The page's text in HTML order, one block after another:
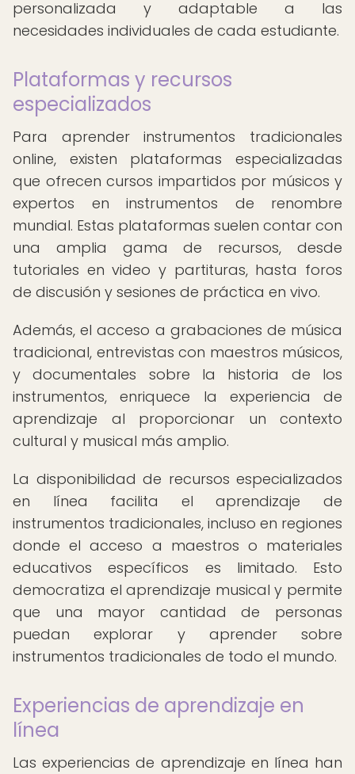
personalizada y adaptable a las
necesidades individuales de cada estudiante.
Plataformas y recursos
especializados
Para aprender instrumentos tradicionales
online, existen plataformas especializadas
que ofrecen cursos impartidos por músicos y
expertos en instrumentos de renombre
mundial. Estas plataformas suelen contar con
una amplia gama de recursos, desde
tutoriales en video y partituras, hasta foros
de discusión y sesiones de práctica en vivo.
Además, el acceso a grabaciones de música
tradicional, entrevistas con maestros músicos,
y documentales sobre la historia de los
instrumentos, enriquece la experiencia de
aprendizaje al proporcionar un contexto
cultural y musical más amplio.
La disponibilidad de recursos especializados
en línea facilita el aprendizaje de
instrumentos tradicionales, incluso en regiones
donde el acceso a maestros o materiales
educativos específicos es limitado. Esto
democratiza el aprendizaje musical y permite
que una mayor cantidad de personas
puedan explorar y aprender sobre
instrumentos tradicionales de todo el mundo.
Experiencias de aprendizaje en
línea
Las experiencias de aprendizaje en línea han